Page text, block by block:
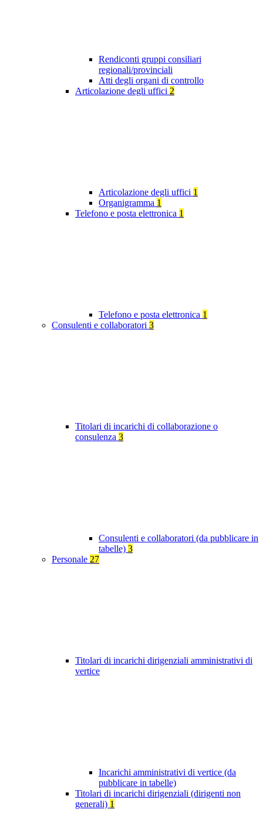
Rendiconti gruppi consiliari
regionali/provinciali
Atti degli organi di controllo
Articolazione degli uffici 2
Articolazione degli uffici 1
Organigramma 1
Telefono e posta elettronica 1
Telefono e posta elettronica 1
Consulenti e collaboratori 3
Titolari di incarichi di collaborazione o
consulenza 3
Consulenti e collaboratori (da pubblicare in
tabelle) 3
Personale 27
Titolari di incarichi dirigenziali amministrativi di
vertice
Incarichi amministrativi di vertice (da
pubblicare in tabelle)
Titolari di incarichi dirigenziali (dirigenti non
generali) 1